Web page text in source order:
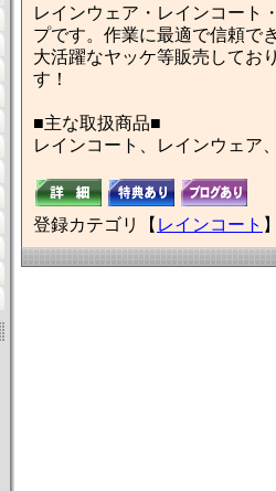
レインウェア・レインコート
プです。作業に最適で信頼で
大活躍なヤッケ等販売してお
す！
■主な取扱商品■
レインコート、レインウェア
登録カテゴリ【 レインコート 】